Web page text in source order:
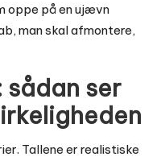
oppe på en ujævn
man skal afmontere,
ser
Tallene er realistiske